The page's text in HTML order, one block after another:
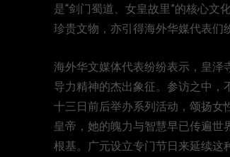
是“剑门蜀道、女皇故里”的核心文
珍贵文物，亦引得海外华媒代表们
海外华文媒体代表纷纷表示，皇泽
导力精神的杰出象征。参访之中，
十三日前后举办系列活动，颂扬女
皇帝，她的魄力与智慧早已传遍
根基。广元设立专门节日来延续这